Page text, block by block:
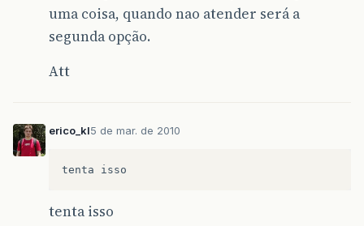
uma coisa, quando nao atender será a
segunda opção.
Att
erico_kl5 de mar. de 2010
tenta isso